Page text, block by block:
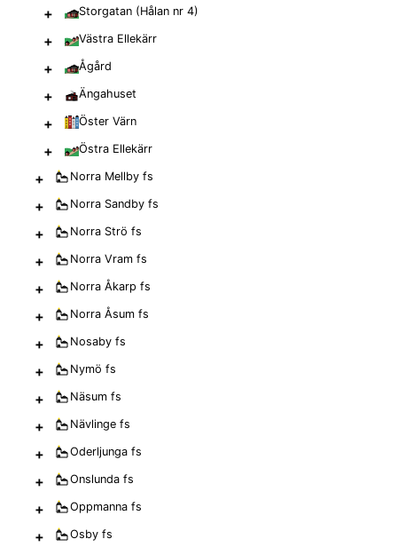
+ Storgatan (Hålan nr 4)
+ Västra Ellekärr
+ Ågård
+ Ängahuset
+ Öster Värn
+ Östra Ellekärr
+ Norra Mellby fs
+ Norra Sandby fs
+ Norra Strö fs
+ Norra Vram fs
+ Norra Åkarp fs
+ Norra Åsum fs
+ Nosaby fs
+ Nymö fs
+ Näsum fs
+ Nävlinge fs
+ Oderljunga fs
+ Onslunda fs
+ Oppmanna fs
+ Osby fs